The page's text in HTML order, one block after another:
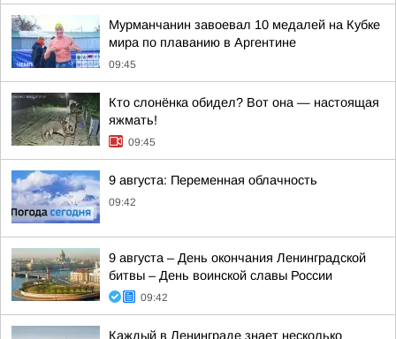
Мурманчанин завоевал 10 медалей на Кубке
мира по плаванию в Аргентине
09:45
Кто слонёнка обидел? Вот она — настоящая
яжмать!
09:45
9 августа: Переменная облачность
09:42
9 августа – День окончания Ленинградской
битвы – День воинской славы России
09:42
Каждый в Ленинграде знает несколько